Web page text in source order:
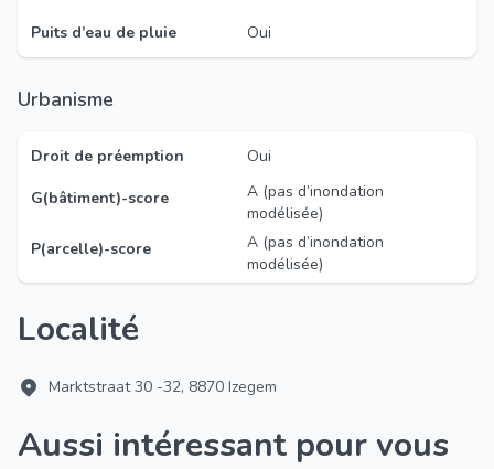
Puits d’eau de pluie
Oui
Urbanisme
Droit de préemption
Oui
G(bâtiment)-score
A (pas d’inondation
modélisée)
P(arcelle)-score
A (pas d’inondation
modélisée)
Localité
Marktstraat 30 -32, 8870 Izegem
Aussi intéressant pour vous